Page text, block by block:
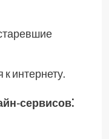
интернету.
сервисов⁚